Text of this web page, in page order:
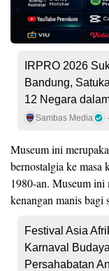
IRPRO 2026
Bandung,
12 Negara
Sambas Media
Museum ini
bernostalgia ke masa
1980-an. Museum ini
kenangan manis bagi
Festival Asia
Karnaval
Persahabatan